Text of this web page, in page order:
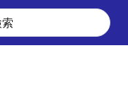
に合わせUSB3.0ハブ・コ